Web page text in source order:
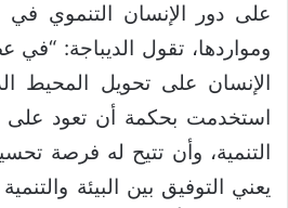
على دور الإنسان التنموي في
ومواردها، تقول الديباجة: “في
الإنسان على تحويل المحيط
استخدمت بحكمة أن تعود على
التنمية، وأن تتيح له فرصة
يعني التوفيق بين البيئة